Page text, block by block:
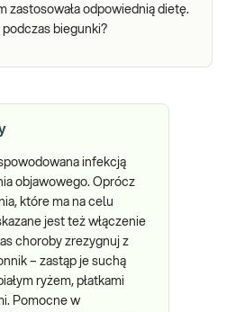
zastosowała odpowiednią dietę.
biegunki?
infekcją
objawowego. Oprócz
które ma na celu
jest też włączenie
choroby zrezygnuj z
– zastąp je suchą
ryżem, płatkami
Pomocne w